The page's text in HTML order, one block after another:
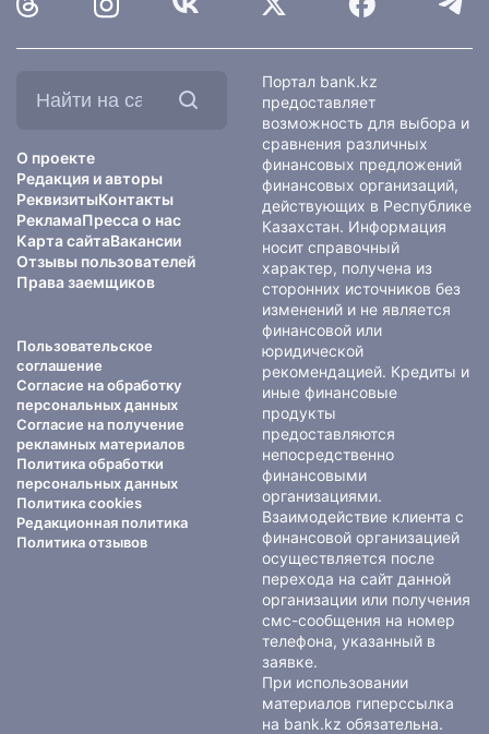
О проекте
Редакция и авторы
РеквизитыКонтакты
РекламаПресса о нас
Карта сайтаВакансии
Отзывы пользователей
Права заемщиков
Пользовательское
соглашение
Согласие на обработку
персональных данных
Согласие на получение
рекламных материалов
Политика обработки
персональных данных
Политика cookies
Редакционная политика
Политика отзывов
Портал bank.kz
предоставляет
возможность для выбора и
сравнения различных
финансовых предложений
финансовых организаций,
действующих в Республике
Казахстан. Информация
носит справочный
характер, получена из
сторонних источников без
изменений и не является
финансовой или
юридической
рекомендацией. Кредиты и
иные финансовые
продукты
предоставляются
непосредственно
финансовыми
организациями.
Взаимодействие клиента с
финансовой организацией
осуществляется после
перехода на сайт данной
организации или получения
смс-сообщения на номер
телефона, указанный в
заявке.
При использовании
материалов гиперссылка
на bank.kz обязательна.